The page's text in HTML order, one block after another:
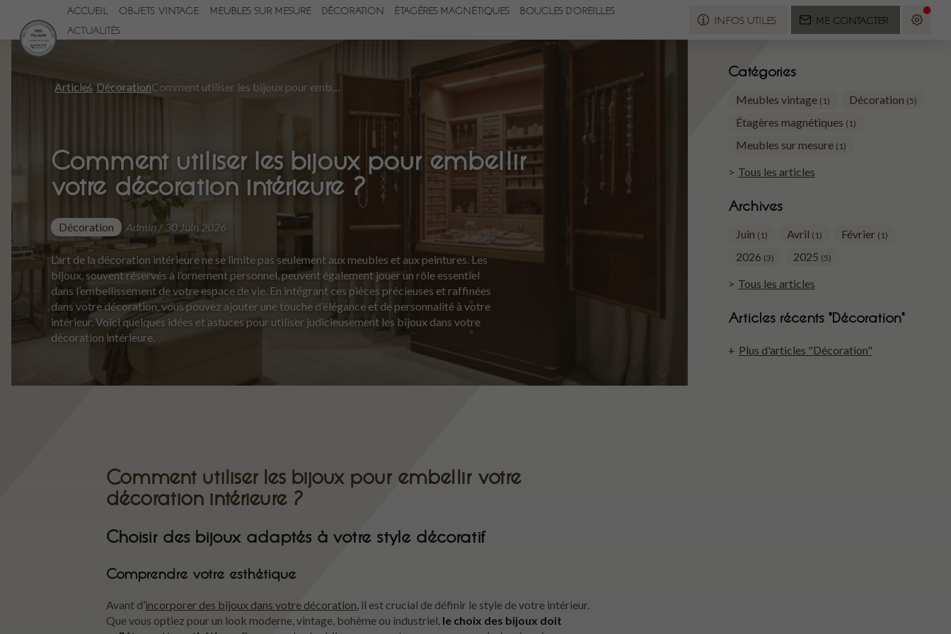
ACCUEIL OBJETS VINTAGE MEUBLES SUR MESURE DÉCORATION ÉTAGÈRES MAGNÉTIQUES
BOUCLES D'OREILLES
ACTUALITÉS
INFOS UTILES ME CONTACTER
Catégories
Meubles vintage (1) Décoration (5)
Étagères magnétiques (1)
Meubles sur mesure (1)
Tous les articles
Archives
Juin (1) Avril (1) Février (1)
2026 (3) 2025 (5)
Tous les articles
Articles récents "Décoration"
Plus d'articles "Décoration"
Articles Décoration Comment utiliser les bijoux pour embellir votre décoration intérieure ?
Comment utiliser les bijoux pour embellir
votre décoration intérieure ?
Décoration Admin / 30 Juin 2026
L’art de la décoration intérieure ne se limite pas seulement aux meubles et aux peintures. Les
bijoux, souvent réservés à l’ornement personnel, peuvent également jouer un rôle essentiel
dans l’embellissement de votre espace de vie. En intégrant ces pièces précieuses et raffinées
dans votre décoration, vous pouvez ajouter une touche d’élégance et de personnalité à votre
intérieur. Voici quelques idées et astuces pour utiliser judicieusement les bijoux dans votre
décoration intérieure.
Comment utiliser les bijoux pour embellir votre
décoration intérieure ?
Choisir des bijoux adaptés à votre style décoratif
Comprendre votre esthétique
Avant d’incorporer des bijoux dans votre décoration , il est crucial de définir le style de votre intérieur.
Que vous optiez pour un look moderne, vintage, bohème ou industriel, le choix des bijoux doit